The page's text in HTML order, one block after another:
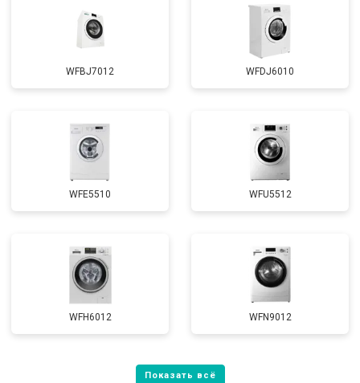
WFBJ7012 WFDJ6010
WFE5510 WFU5512
WFH6012 WFN9012